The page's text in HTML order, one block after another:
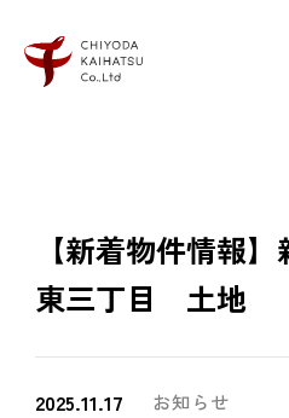
【新着物件情報
東三丁目 土地
2025.11.17 お知らせ